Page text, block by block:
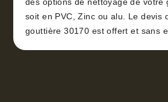
des options de nettoyage de votre
soit en PVC, Zinc ou alu. Le devis
gouttière 30170 est offert et sans